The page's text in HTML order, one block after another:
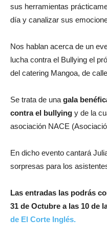
sus herramientas
día y canalizar sus
Nos hablan acerca de un
lucha contra el Bullying el
del catering Mangoa, de
Se trata de una gala
contra el bullying y de la
asociación NACE
En dicho evento cantará
sorpresas para los
Las entradas las podrás
31 de Octubre a las 10 de
de El Corte Inglés.